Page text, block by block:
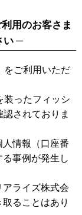
用のお客さま
い ─
をご利用いただ
ったフィッシ
されておりま
情報（口座番
事例が発生し
ライズ株式会
ることはあり